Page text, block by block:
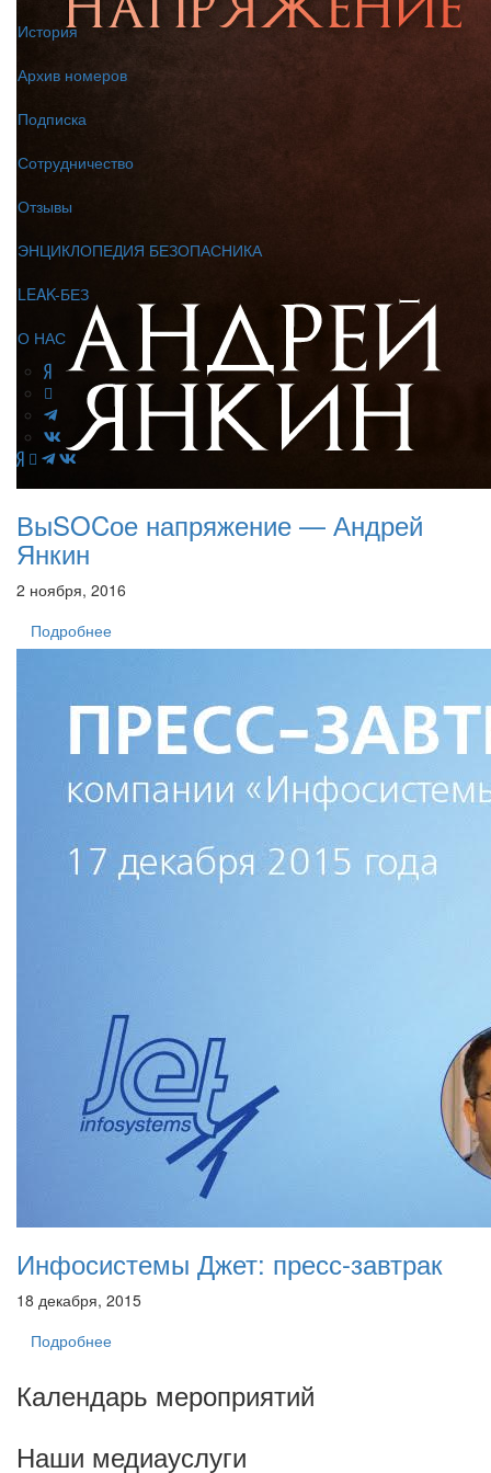
История
Архив номеров
Подписка
Сотрудничество
Отзывы
ЭНЦИКЛОПЕДИЯ БЕЗОПАСНИКА
LEAK-БЕЗ
О НАС
ВыSOCое напряжение — Андрей
Янкин
2 ноября, 2016
Подробнее
Инфосистемы Джет: пресс-завтрак
18 декабря, 2015
Подробнее
Календарь мероприятий
Наши медиауслуги